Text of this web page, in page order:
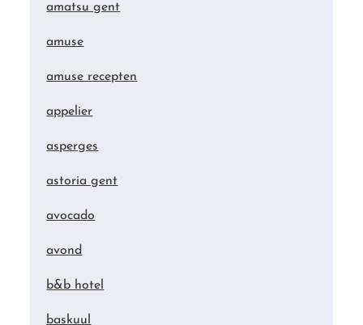
amatsu gent
amuse
amuse recepten
appelier
asperges
astoria gent
avocado
avond
b&b hotel
baskuul